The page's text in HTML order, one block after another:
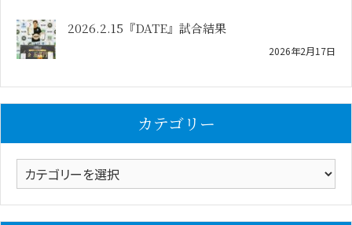
2026.2.15『DATE』試合結果
2026年2月17日
カテゴリー
カ
テ